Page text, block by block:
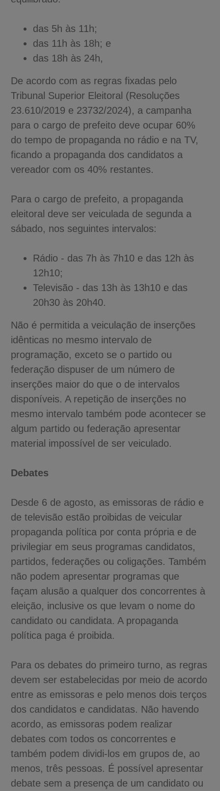
das 5h às 11h;
das 11h às 18h; e
das 18h às 24h,
De acordo com as regras fixadas pelo
Tribunal Superior Eleitoral (Resoluções
23.610/2019 e 23732/2024), a campanha
para o cargo de prefeito deve ocupar 60%
do tempo de propaganda no rádio e na TV,
ficando a propaganda dos candidatos a
vereador com os 40% restantes.
Para o cargo de prefeito, a propaganda
eleitoral deve ser veiculada de segunda a
sábado, nos seguintes intervalos:
Rádio - das 7h às 7h10 e das 12h às
12h10;
Televisão - das 13h às 13h10 e das
20h30 às 20h40.
Não é permitida a veiculação de inserções
idênticas no mesmo intervalo de
programação, exceto se o partido ou
federação dispuser de um número de
inserções maior do que o de intervalos
disponíveis. A repetição de inserções no
mesmo intervalo também pode acontecer se
algum partido ou federação apresentar
material impossível de ser veiculado.
Debates
Desde 6 de agosto, as emissoras de rádio e
de televisão estão proibidas de veicular
propaganda política por conta própria e de
privilegiar em seus programas candidatos,
partidos, federações ou coligações. Também
não podem apresentar programas que
façam alusão a qualquer dos concorrentes à
eleição, inclusive os que levam o nome do
candidato ou candidata. A propaganda
política paga é proibida.
Para os debates do primeiro turno, as regras
devem ser estabelecidas por meio de acordo
entre as emissoras e pelo menos dois terços
dos candidatos e candidatas. Não havendo
acordo, as emissoras podem realizar
debates com todos os concorrentes e
também podem dividi-los em grupos de, ao
menos, três pessoas. É possível apresentar
debate sem a presença de um candidato ou